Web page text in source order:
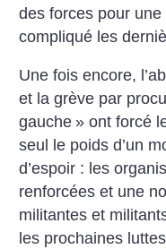
des forces pour
compliqué les
Une fois encore,
et la grève par
gauche » ont forcé
seul le poids d’un
d’espoir : les
renforcées et une
militantes et
les prochaines luttes